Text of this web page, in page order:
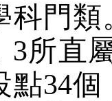
科門
3所直
點34